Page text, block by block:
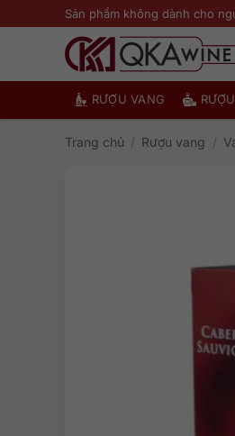
qua
Sản phẩm không dành cho
RƯỢU VANG
Trang chủ / Rượu vang /